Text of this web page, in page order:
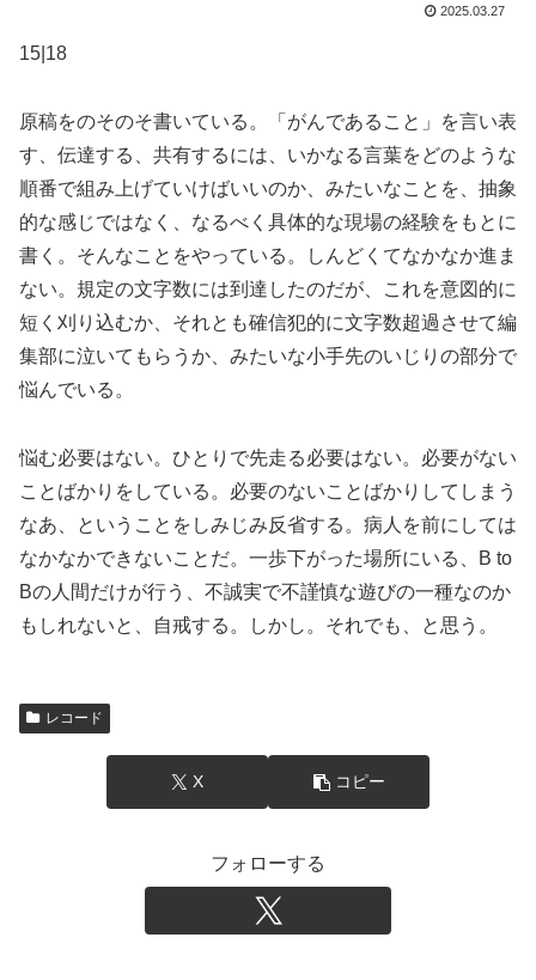
2025.03.27
15|18
原稿をのそのそ書いている。「がんであること」を言い表
す、伝達する、共有するには、いかなる言葉をどのような
順番で組み上げていけばいいのか、みたいなことを、抽象
的な感じではなく、なるべく具体的な現場の経験をもとに
書く。そんなことをやっている。しんどくてなかなか進ま
ない。規定の文字数には到達したのだが、これを意図的に
短く刈り込むか、それとも確信犯的に文字数超過させて編
集部に泣いてもらうか、みたいな小手先のいじりの部分で
悩んでいる。
悩む必要はない。ひとりで先走る必要はない。必要がない
ことばかりをしている。必要のないことばかりしてしまう
なあ、ということをしみじみ反省する。病人を前にしては
なかなかできないことだ。一歩下がった場所にいる、B to
Bの人間だけが行う、不誠実で不謹慎な遊びの一種なのか
もしれないと、自戒する。しかし。それでも、と思う。
レコード
X コピー
フォローする